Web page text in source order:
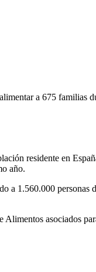
a 675 familias
residente en
año.
1.560.000 personas
Alimentos asociados